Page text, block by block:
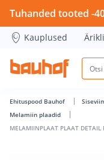
MELAMIINPLAAT
Tuhanded tooted -
Kauplused
Ehituspood Bauhof
Melamiin plaadid
MELAMIINPLAAT PLAAT